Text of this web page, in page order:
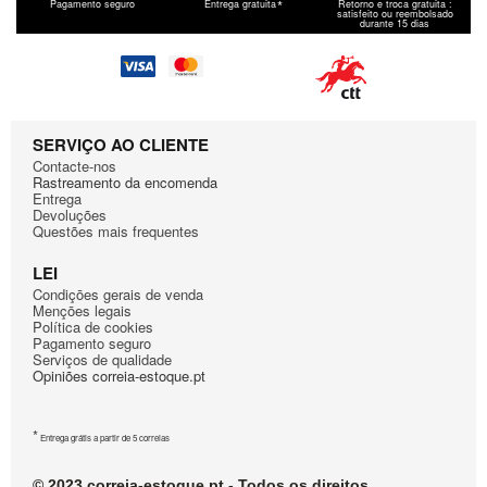
TCD83B6KZ
Hotpoint
TCD8716HY1EU
Hotpoint
TCD9746C1IT
Hotpoint
Hotpoint
TCDG51XB
Hotpoint
Hotpoint
Hotpoint
TCLG31XFR
Hotpoint
TCM80C6PZEXGM
Hotpoint
TCS83
Hotpoint
TCS83BPFR
Pagamento seguro Entrega gratuita* Retorno e troca gratuita :
satisfeito ou reembolsado
durante 15 dias
SERVIÇO AO CLIENTE
Contacte-nos
Rastreamento da encomenda
Entrega
Devoluções
Questões mais frequentes
LEI
Condiçōes gerais de venda
Mençōes legais
Política de cookies
Pagamento seguro
Serviços de qualidade
Opiniões correia-estoque.pt
*Entrega grátis a partir de 5 correias